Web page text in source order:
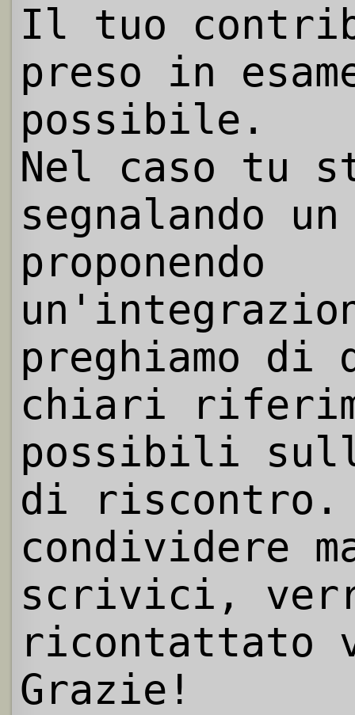
Il tuo
preso in
possibile.
Nel caso tu
segnalando
proponendo
preghiamo
chiari
possibili
di riscontro.
condividere
scrivici,
ricontattato
Grazie!